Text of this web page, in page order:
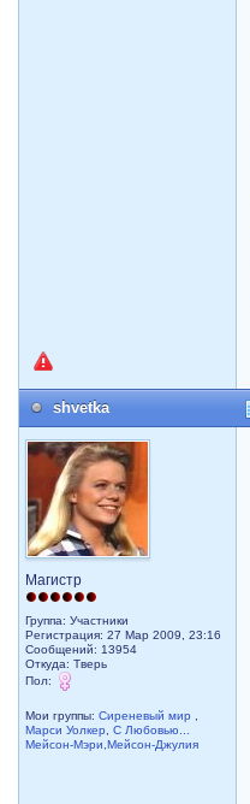
shvetka
Магистр
Группа: Участники
Регистрация: 27 Мар 2009, 23:16
Сообщений: 13954
Откуда: Тверь
Пол:
Мои группы:Сиреневый мир
Марси Уолкер
,С Любовью...
Мейсон-Мэри,Мейсон-Джулия